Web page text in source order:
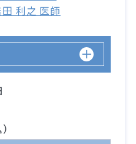
田 利之 医師